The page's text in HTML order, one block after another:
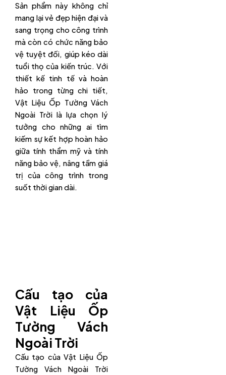
Sản phẩm này không chỉ
mang lại vẻ đẹp hiện đại và
sang trọng cho công trình
mà còn có chức năng bảo
vệ tuyệt đối, giúp kéo dài
tuổi thọ của kiến trúc. Với
thiết kế tinh tế và hoàn
hảo trong từng chi tiết,
Vật Liệu Ốp Tường Vách
Ngoài Trời là lựa chọn lý
tưởng cho những ai tìm
kiếm sự kết hợp hoàn hảo
giữa tính thẩm mỹ và tính
năng bảo vệ, nâng tầm giá
trị của công trình trong
suốt thời gian dài.
Cấu tạo của
Vật Liệu Ốp
Tường Vách
Ngoài Trời
Cấu tạo của Vật Liệu Ốp
Tường Vách Ngoài Trời